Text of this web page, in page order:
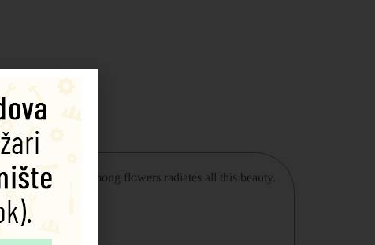
This queen among flowers radiates all this beauty.